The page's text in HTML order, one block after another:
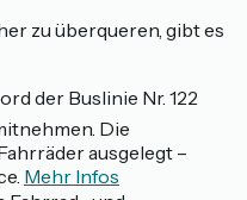
zu überqueren, gibt es
der Buslinie Nr. 122
Die
ausgelegt –
Mehr Infos